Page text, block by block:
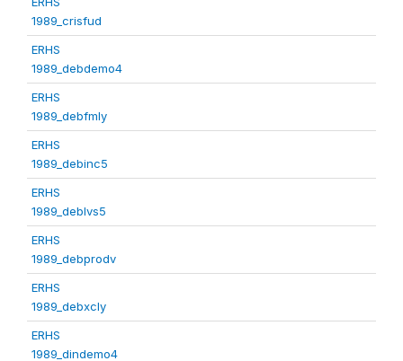
1989_crisfud
ERHS
1989_debdemo4
ERHS
1989_debfmly
ERHS
1989_debinc5
ERHS
1989_deblvs5
ERHS
1989_debprodv
ERHS
1989_debxcly
ERHS
1989_dindemo4